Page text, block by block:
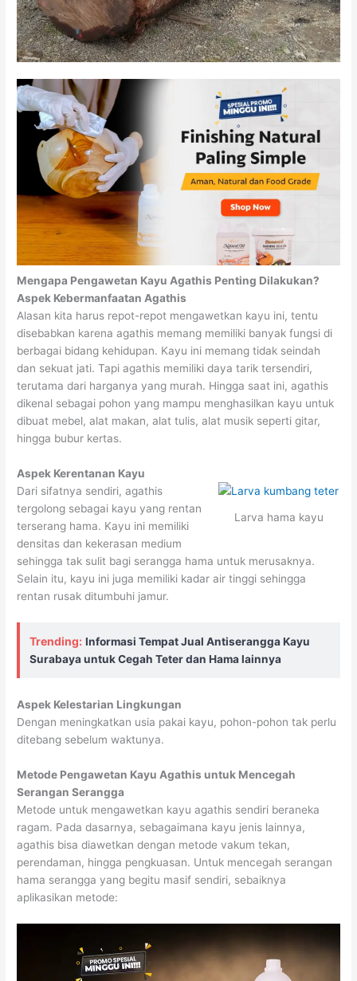
Mengapa Pengawetan Kayu Agathis Penting Dilakukan?
Aspek Kebermanfaatan Agathis
Alasan kita harus repot-repot mengawetkan kayu ini, tentu
disebabkan karena agathis memang memiliki banyak fungsi di
berbagai bidang kehidupan. Kayu ini memang tidak seindah
dan sekuat jati. Tapi agathis memiliki daya tarik tersendiri,
terutama dari harganya yang murah. Hingga saat ini, agathis
dikenal sebagai pohon yang mampu menghasilkan kayu untuk
dibuat mebel, alat makan, alat tulis, alat musik seperti gitar,
hingga bubur kertas.
Aspek Kerentanan Kayu
Larva hama kayu
Dari sifatnya sendiri, agathis
tergolong sebagai kayu yang rentan
terserang hama. Kayu ini memiliki
densitas dan kekerasan medium
sehingga tak sulit bagi serangga hama untuk merusaknya.
Selain itu, kayu ini juga memiliki kadar air tinggi sehingga
rentan rusak ditumbuhi jamur.
Trending: Informasi Tempat Jual Antiserangga Kayu
Surabaya untuk Cegah Teter dan Hama lainnya
Aspek Kelestarian Lingkungan
Dengan meningkatkan usia pakai kayu, pohon-pohon tak perlu
ditebang sebelum waktunya.
Metode Pengawetan Kayu Agathis untuk Mencegah
Serangan Serangga
Metode untuk mengawetkan kayu agathis sendiri beraneka
ragam. Pada dasarnya, sebagaimana kayu jenis lainnya,
agathis bisa diawetkan dengan metode vakum tekan,
perendaman, hingga pengkuasan. Untuk mencegah serangan
hama serangga yang begitu masif sendiri, sebaiknya
aplikasikan metode: